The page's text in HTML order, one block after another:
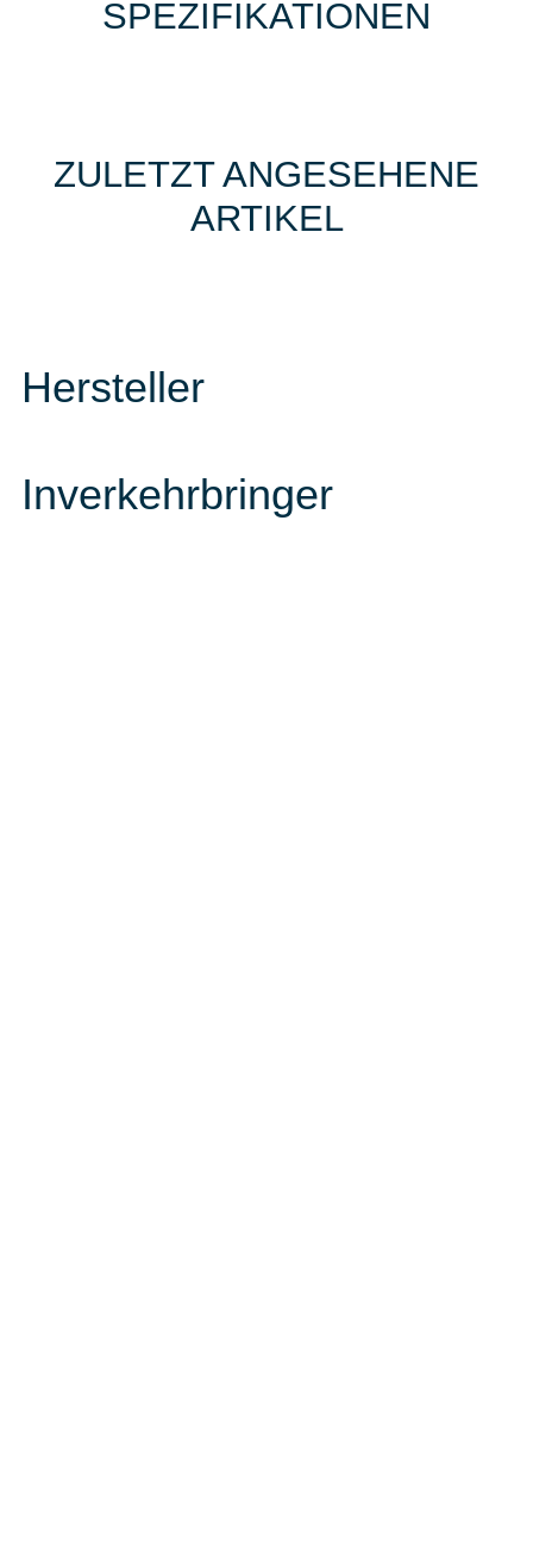
SPEZIFIKATIONEN
ZULETZT ANGESEHENE
ARTIKEL
Hersteller
Inverkehrbringer